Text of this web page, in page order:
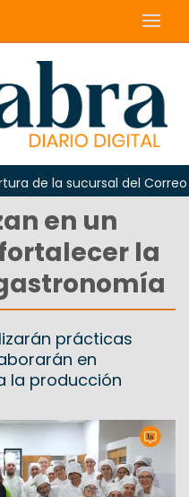
la sucursal del Correo
en un
la
prácticas
en
la producción